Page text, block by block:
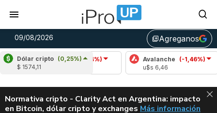
09/08/2026 library_addAgreganos
Dólar cripto (0,25%)
$ 1574,11
Cardano
(-1,54%)
u$s 0,20
Avalanche
(-1,46%)
ALERTA
Normativa cripto - Clarity Act en Argentina: impacto
en Bitcoin, dólar cripto y exchanges CLARITY ACT EN
Más información